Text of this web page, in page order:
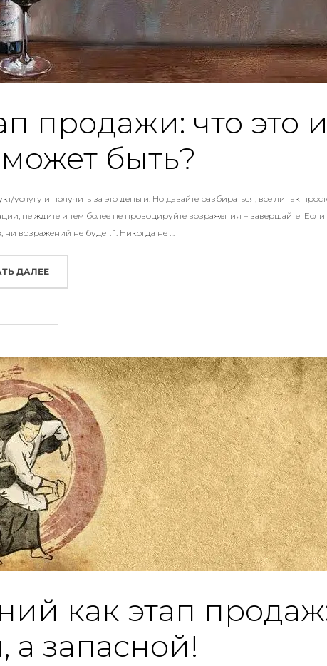
продажи: что это и
быть?
и получить за это деньги. Но давайте разбираться, все ли так
не ждите и тем более не провоцируйте возражения – завершайте! Если
возражений не будет. 1. Никогда не …
ДАЛЕЕ«ЗАВЕРШЕНИЕ КАК ЭТАП ПРОДАЖИ: ЧТО ЭТО И КАКИМ
как этап
запасной!